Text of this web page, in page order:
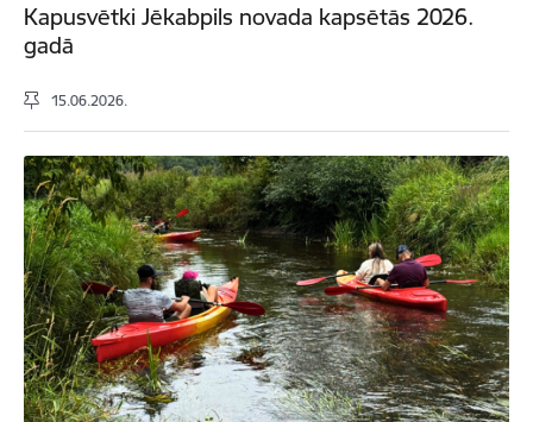
Kapusvētki Jēkabpils novada kapsētās 2026.
gadā
15.06.2026.